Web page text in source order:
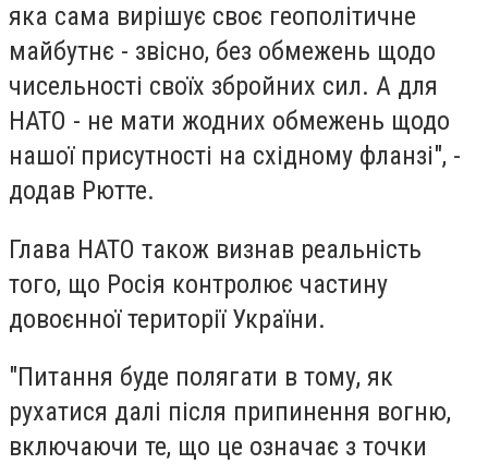
яка сама вирішує своє геополітичне
майбутнє - звісно, без обмежень щодо
чисельності своїх збройних сил. А для
НАТО - не мати жодних обмежень щодо
нашої присутності на східному фланзі", -
додав Рютте.
Глава НАТО також визнав реальність
того, що Росія контролює частину
довоєнної території України.
"Питання буде полягати в тому, як
рухатися далі після припинення вогню,
включаючи те, що це означає з точки